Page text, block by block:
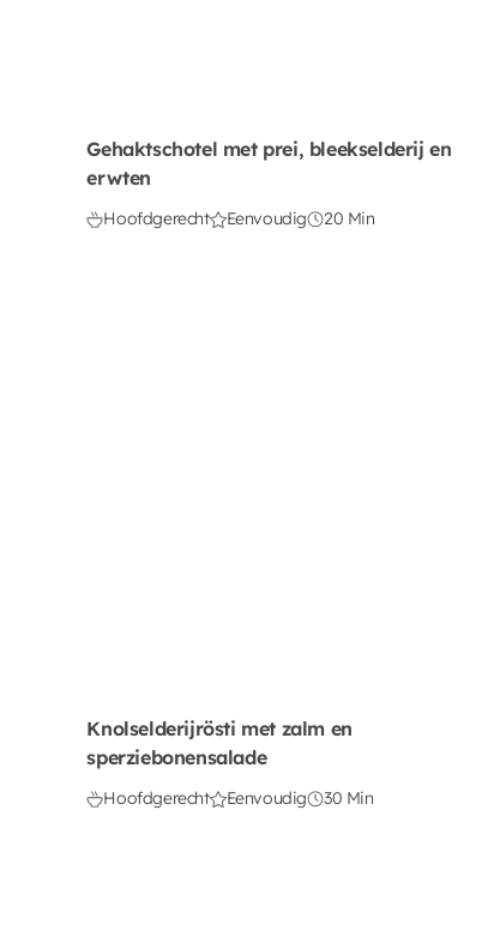
Gehaktschotel met prei, bleekselderij en
erwten
Hoofdgerecht Eenvoudig 20 Min
Knolselderijrösti met zalm en
sperziebonensalade
Hoofdgerecht Eenvoudig 30 Min